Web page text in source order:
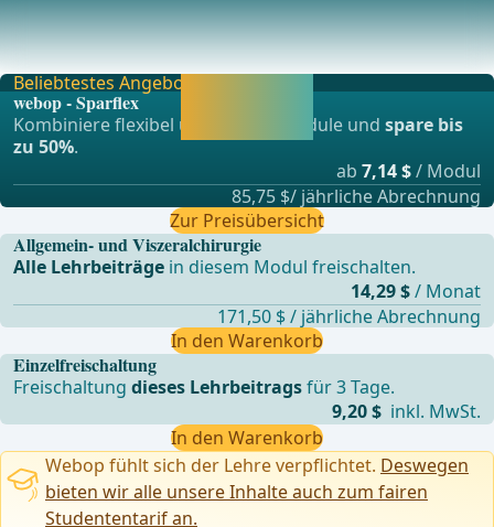
Intubationsnarkose Einsatz kurzwirksamer
Muskelrelaxantien nur bei Narkoseeinleitung, Verzicht wäh
Einzelfreischaltung
Freischaltungdieses Lehrbeitragsfür 3 Tage.
9,20 $ inkl. MwSt.
In den Warenkorb
Beliebtestes Angebot
webop - Sparflex
Kombiniere flexibel unsere Lernmodule undspare bis
zu 50%.
ab 7,14 $/ Modul
85,75 $/ jährliche Abrechnung
Zur Preisübersicht
Allgemein- und Viszeralchirurgie
Alle Lehrbeiträge in diesem Modul freischalten.
14,29 $/ Monat
171,50 $ / jährliche Abrechnung
In den Warenkorb
Webop fühlt sich der Lehre verpflichtet. Deswegen
bieten wir alle unsere Inhalte auch zum fairen
Studententarif an.